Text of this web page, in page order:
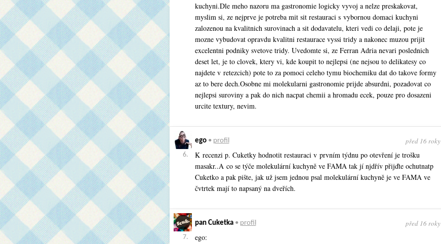
kuchyni.Dle meho nazoru ma gastronomie logicky vyvoj a nelze preskakovat,
myslim si, ze nejprve je potreba mit sit restauraci s vybornou domaci kuchyni
zalozenou na kvalitnich surovinach a sit dodavatelu, kteri vedi co delaji, pote je
mozne vybudovat opravdu kvalitni restaurace vyssi tridy a nakonec muzou prijit
excelentni podniky svetove tridy. Uvedomte si, ze Ferran Adria nevari poslednich
deset let, je to clovek, ktery vi, kde koupit to nejlepsi (ne nejsou to delikatesy co
najdete v retezcich) pote to za pomoci celeho tymu biochemiku dat do takove formy
az to bere dech.Osobne mi molekularni gastronomie prijde absurdni, pozadovat co
nejlepsi suroviny a pak do nich nacpat chemii a hromadu ecek, pouze pro dosazeni
urcite textury, nevim.
6.
ego• profil před 16 roky
K recenzi p. Cuketky hodnotit restauraci v prvním týdnu po otevření je trošku
masakr..A co se týče molekulární kuchyně ve FAMA tak jí njdřív přijďte ochutnatp
Cuketko a pak pište, jak už jsem jednou psal molekulární kuchyně je ve FAMA ve
čvtrtek mají to napsaný na dveřích.
7.
pan Cuketka• profil před 16 roky
ego: